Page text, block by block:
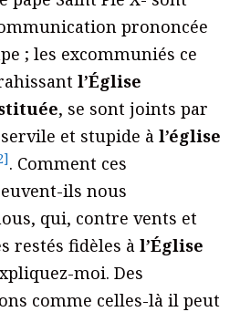
prononcée
; les excommuniés ce
l’Église
, se sont joints par
et stupide à l’église
. Comment ces
ils nous
qui, contre vents et
restés fidèles à l’Église
moi. Des
comme celles-là il peut